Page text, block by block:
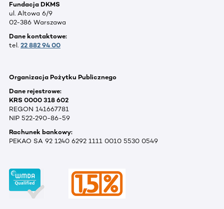
Fundacja DKMS
ul. Altowa 6/9
02-386 Warszawa
Dane kontaktowe:
tel. 22 882 94 00
Organizacja Pożytku Publicznego
Dane rejestrowe:
KRS 0000 318 602
REGON 141667781
NIP 522-290-86-59
Rachunek bankowy:
PEKAO SA 92 1240 6292 1111 0010 5530 0549